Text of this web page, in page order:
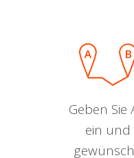
Geben
ein und